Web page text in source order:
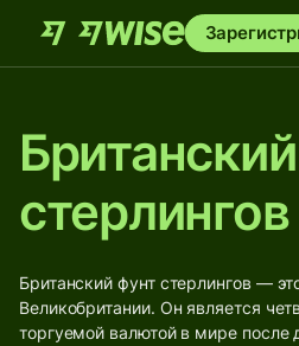
Британский фунт стерлингов —
Великобритании. Он является
торгуемой валютой в мире